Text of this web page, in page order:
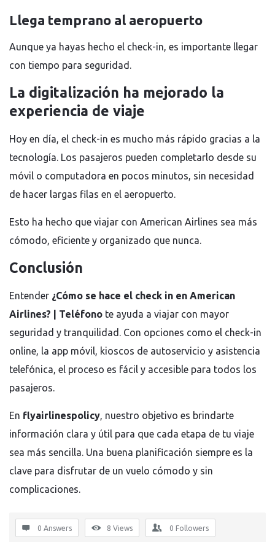
Llega temprano al aeropuerto
Aunque ya hayas hecho el check-in, es importante llegar
con tiempo para seguridad.
La digitalización ha mejorado la
experiencia de viaje
Hoy en día, el check-in es mucho más rápido gracias a la
tecnología. Los pasajeros pueden completarlo desde su
móvil o computadora en pocos minutos, sin necesidad
de hacer largas filas en el aeropuerto.
Esto ha hecho que viajar con American Airlines sea más
cómodo, eficiente y organizado que nunca.
Conclusión
Entender ¿Cómo se hace el check in en American
Airlines? | Teléfono te ayuda a viajar con mayor
seguridad y tranquilidad. Con opciones como el check-in
online, la app móvil, kioscos de autoservicio y asistencia
telefónica, el proceso es fácil y accesible para todos los
pasajeros.
En flyairlinespolicy, nuestro objetivo es brindarte
información clara y útil para que cada etapa de tu viaje
sea más sencilla. Una buena planificación siempre es la
clave para disfrutar de un vuelo cómodo y sin
complicaciones.
0 Answers 8 Views 0 Followers